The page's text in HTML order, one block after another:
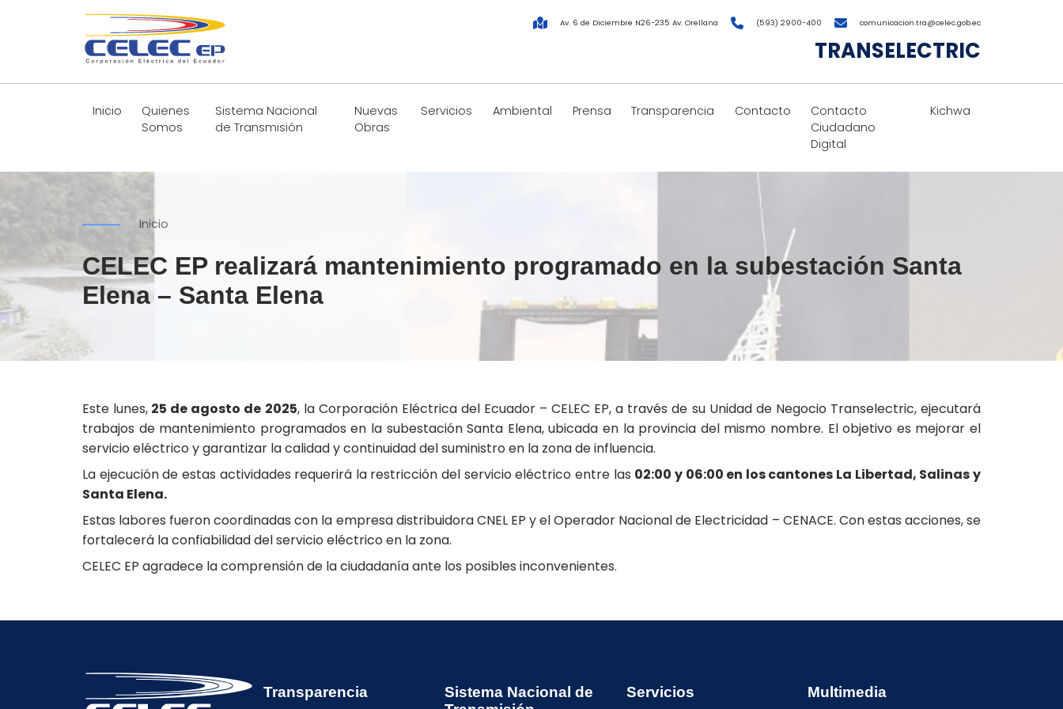
Av. 6 de Diciembre N26-235 Av. Orellana (593) 2900-400 comunicacion.tra@celec.gob.ec
TRANSELECTRIC
Inicio
Quienes
Somos
Sistema Nacional
de Transmisión
Nuevas
Obras
Servicios Ambiental Prensa Transparencia Contacto
Contacto
Ciudadano
Digital
Kichwa
Inicio
CELEC EP realizará mantenimiento programado en la subestación Santa
Elena – Santa Elena
Este lunes, 25 de agosto de 2025, la Corporación Eléctrica del Ecuador – CELEC EP, a través de su Unidad de Negocio Transelectric, ejecutará
trabajos de mantenimiento programados en la subestación Santa Elena, ubicada en la provincia del mismo nombre. El objetivo es mejorar el
servicio eléctrico y garantizar la calidad y continuidad del suministro en la zona de influencia.
La ejecución de estas actividades requerirá la restricción del servicio eléctrico entre las 02:00 y 06:00 en los cantones La Libertad, Salinas y
Santa Elena.
Estas labores fueron coordinadas con la empresa distribuidora CNEL EP y el Operador Nacional de Electricidad – CENACE. Con estas acciones, se
fortalecerá la confiabilidad del servicio eléctrico en la zona.
CELEC EP agradece la comprensión de la ciudadanía ante los posibles inconvenientes.
Transparencia
Sistema Nacional de
Servicios Multimedia